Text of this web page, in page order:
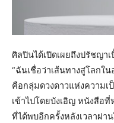
ศิลปินได้เปิดเผยถึงปรัชญา
“ฉันเชื่อว่าเส้นทางสู่โลกใ
คือกลุ่มดวงดาวแห่งความเ
เข้าไปโดยบังเอิญ หนังสือ
ที่ได้พบอีกครั้งหลังเวลาผ่า